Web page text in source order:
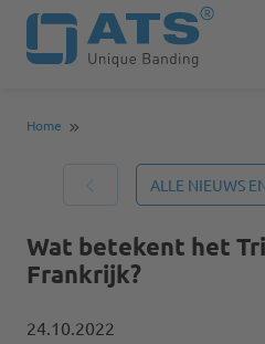
Home
ALLE NIEUWS
Wat betekent het
Frankrijk?
24.10.2022